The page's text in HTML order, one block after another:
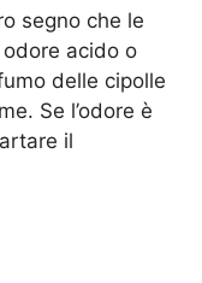
segno che le
acido o
delle cipolle
Se l’odore è
il